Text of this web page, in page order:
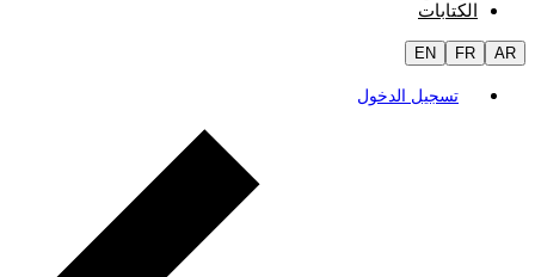
الكتابات
EN FR AR
تسجيل الدخول